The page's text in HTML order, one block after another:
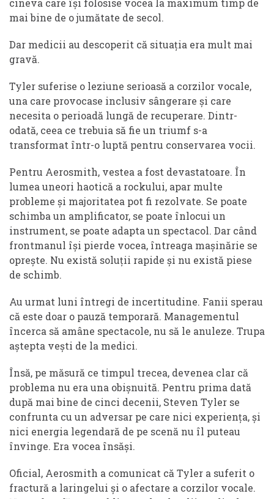
cineva care își folosise vocea la maximum timp de
mai bine de o jumătate de secol.
Dar medicii au descoperit că situația era mult mai
gravă.
Tyler suferise o leziune serioasă a corzilor vocale,
una care provocase inclusiv sângerare și care
necesita o perioadă lungă de recuperare. Dintr-
odată, ceea ce trebuia să fie un triumf s-a
transformat într-o luptă pentru conservarea vocii.
Pentru Aerosmith, vestea a fost devastatoare. În
lumea uneori haotică a rockului, apar multe
probleme și majoritatea pot fi rezolvate. Se poate
schimba un amplificator, se poate înlocui un
instrument, se poate adapta un spectacol. Dar când
frontmanul își pierde vocea, întreaga mașinărie se
oprește. Nu există soluții rapide și nu există piese
de schimb.
Au urmat luni întregi de incertitudine. Fanii sperau
că este doar o pauză temporară. Managementul
încerca să amâne spectacole, nu să le anuleze. Trupa
aștepta vești de la medici.
Însă, pe măsură ce timpul trecea, devenea clar că
problema nu era una obișnuită. Pentru prima dată
după mai bine de cinci decenii, Steven Tyler se
confrunta cu un adversar pe care nici experiența, și
nici energia legendară de pe scenă nu îl puteau
învinge. Era vocea însăși.
Oficial, Aerosmith a comunicat că Tyler a suferit o
fractură a laringelui și o afectare a corzilor vocale.